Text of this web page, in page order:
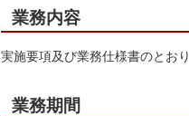
業務内容
実施要項及び業務仕様書のとおり
業務期間